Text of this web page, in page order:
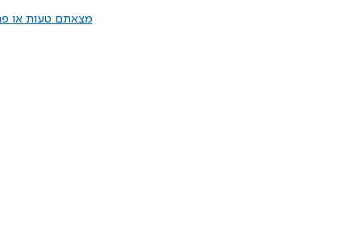
מצאתם טעות או